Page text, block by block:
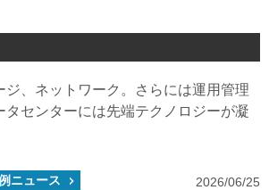
ジ、ネットワーク。さらには運用管理
タセンターには先端テクノロジーが凝
ニュース 2026/06/25